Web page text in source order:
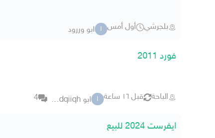
بلجرشي أول أمس ا ابو وررود
فورد 2011
الباحة قبل ١٦ ساعة ا ابو abqdqiiqh 4
ايفرست 2024 للبيع